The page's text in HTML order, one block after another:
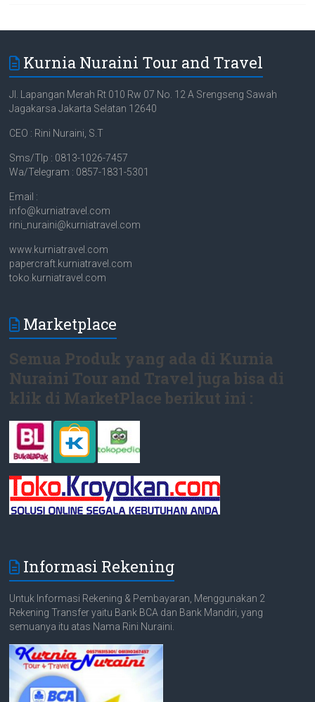
Kurnia Nuraini Tour and Travel
Jl. Lapangan Merah Rt 010 Rw 07 No. 12 A Srengseng Sawah
Jagakarsa Jakarta Selatan 12640
CEO : Rini Nuraini, S.T
Sms/Tlp : 0813-1026-7457
Wa/Telegram : 0857-1831-5301
Email :
info@kurniatravel.com
rini_nuraini@kurniatravel.com
www.kurniatravel.com
papercraft.kurniatravel.com
toko.kurniatravel.com
Marketplace
Semua Produk yang ada di Kurnia
Nuraini Tour and Travel juga bisa di
klik di MarketPlace berikut ini :
Informasi Rekening
Untuk Informasi Rekening & Pembayaran, Menggunakan 2
Rekening Transfer yaitu Bank BCA dan Bank Mandiri, yang
semuanya itu atas Nama Rini Nuraini.